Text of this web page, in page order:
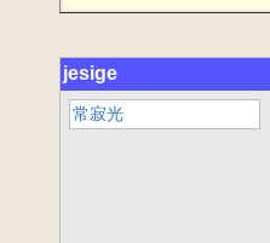
jesige
常寂光